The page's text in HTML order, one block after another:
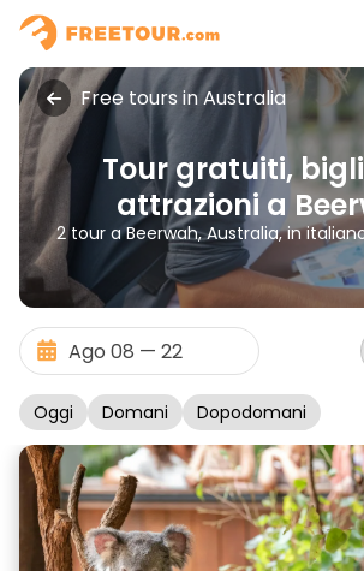
Free tours in Australia
Tour gratuiti,
attrazioni a
2 tour a Beerwah, Australia, in
Oggi Domani Dopodomani